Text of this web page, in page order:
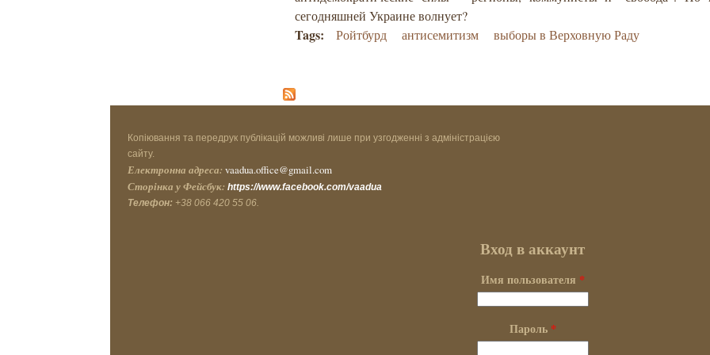
сегодняшней Украине волнует?
Tags: Ройтбурд антисемитизм выборы в Верховную Раду
Копіювання та передрук публікацій можливі лише при узгодженні з адміністрацією
сайту.
Електронна адреса: vaadua.office@gmail.com
Сторінка у Фейсбук: https://www.facebook.com/vaadua
Телефон: +38 066 420 55 06.
Вход в аккаунт
Имя пользователя *
Пароль *